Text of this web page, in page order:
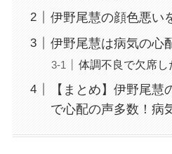
伊野尾慧の顔色悪い
伊野尾慧は病気の心
体調不良で欠席し
【まとめ】伊野尾
で心配の声多数！病